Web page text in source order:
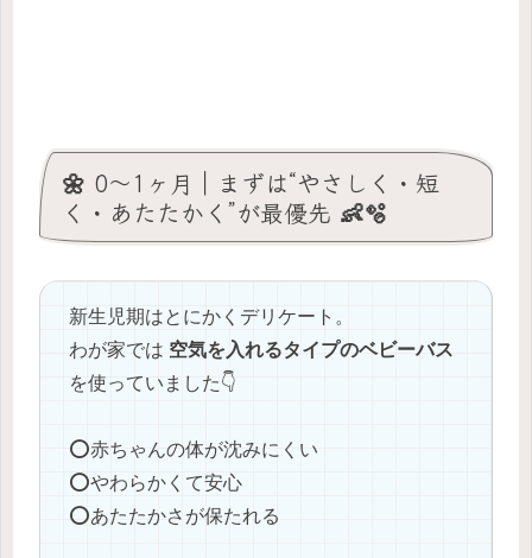
🌼 0〜1ヶ月｜まずは“やさしく・短
く・あたたかく”が最優先 👶🫧
新生児期はとにかくデリケート。
わが家では 空気を入れるタイプのベビーバス
を使っていました👇
⭕️赤ちゃんの体が沈みにくい
⭕️やわらかくて安心
⭕️あたたかさが保たれる